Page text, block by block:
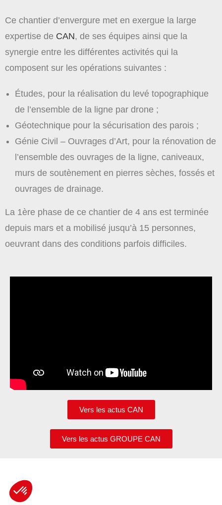
Ce chantier d’envergure met en exergue la large
expertise de CAN, de ses équipes ainsi que la
synergie entre les différentes activités qui la
composent sur les opérations suivantes :
Études, pour la réalisation du levé topographique
de l’ensemble de la ligne par drone ;
Géotechnique pour la sécurisation des parois ;
Génie Civil – Ouvrages d’Art, pour la rénovation de
l’ensemble des ouvrages de la ligne, caniveaux,
murs de soutènement en pierres sèches, fossés et
ouvrages de drainage.
La 1ère phase de ce chantier de 4 ans est terminée
depuis mars et a mobilisé jusqu’à 15 personnes,
oeuvrant dans des conditions parfois difficiles.
Vers les actus CAN
Vers les actus GROUPE CAN